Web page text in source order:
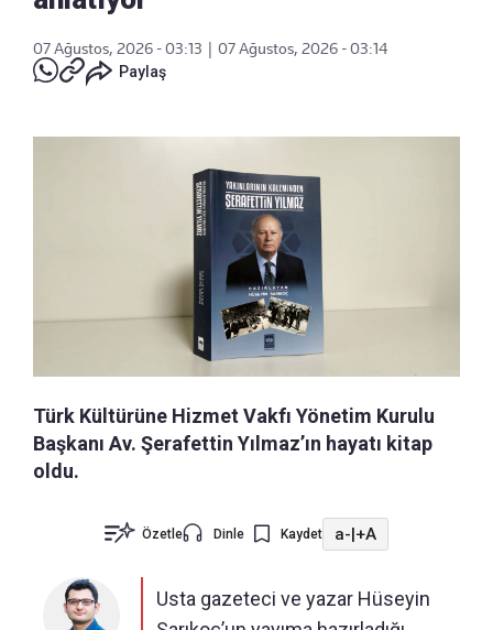
07 Ağustos, 2026 - 03:13
07 Ağustos, 2026 - 03:14
Paylaş
Türk Kültürüne Hizmet Vakfı Yönetim Kurulu
Başkanı Av. Şerafettin Yılmaz’ın hayatı kitap
oldu.
Özetle Dinle Kaydet a-|+A
Usta gazeteci ve yazar Hüseyin